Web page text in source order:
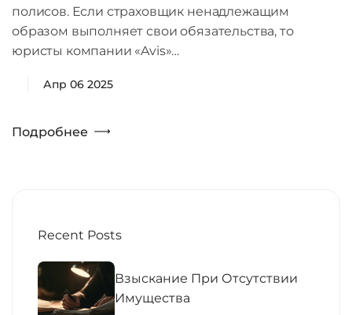
полисов. Если страховщик ненадлежащим
образом выполняет свои обязательства, то
юристы компании «Avis»…
Апр 06 2025
Подробнее
Recent Posts
Взыскание При Отсутствии
Имущества